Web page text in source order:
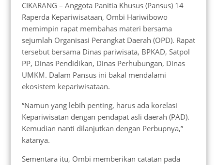
CIKARANG – Anggota Panitia Khusus (Pansus) 14
Raperda Kepariwisataan, Ombi Hariwibowo
memimpin rapat membahas materi bersama
sejumlah Organisasi Perangkat Daerah (OPD). Rapat
tersebut bersama Dinas pariwisata, BPKAD, Satpol
PP, Dinas Pendidikan, Dinas Perhubungan, Dinas
UMKM. Dalam Pansus ini bakal mendalami
ekosistem kepariwisataan.
“Namun yang lebih penting, harus ada korelasi
Kepariwisatan dengan pendapat asli daerah (PAD).
Kemudian nanti dilanjutkan dengan Perbupnya,”
katanya.
Sementara itu, Ombi memberikan catatan pada